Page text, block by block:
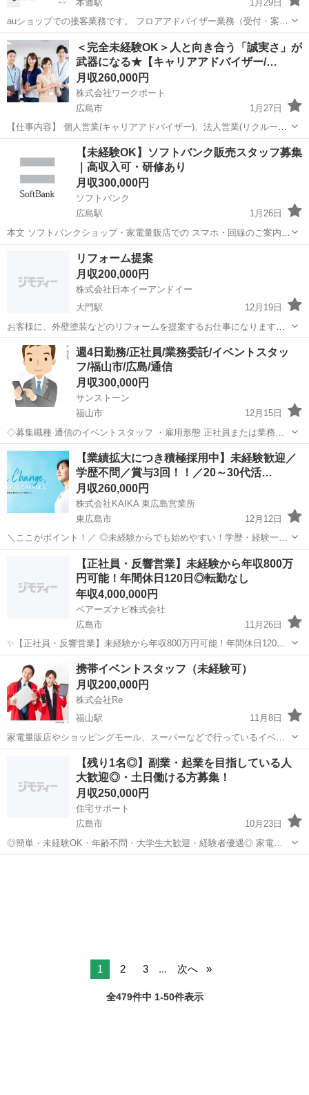
本通駅
1月29日
auショップでの接客業務です。 フロアアドバイザー業務（受付・案
内） 窓口カウンター業務（各種お手続き、ご利用に関する相談等） 携
帯・その他販売業務（新規受付、機種変更等） アフターフォロー業務
（操作方法案内、サ...
広島 広島市 本通駅 販売 業務
＜完全未経験OK＞人と向き合う「誠実さ」が
武器になる★【キャリアアドバイザー/…
月収260,000円
株式会社ワークポート
広島市
1月27日
【仕事内容】 個人営業(キャリアアドバイザー)、法人営業(リクルーテ
ィングアドバイザー)の何れかの業務をお任せします。 ※どの業務を担
当するかは面接及び研修での適性を見て判断します。 ■個人営業
(CA)： キャリ...
ルートセールス 未経験
【未経験OK】ソフトバンク販売スタッフ募集
｜高収入可・研修あり
月収300,000円
ソフトバンク
広島駅
1月26日
本文 ソフトバンクショップ・家電量販店での スマホ・回線のご案内ス
タッフを募集しています。 【仕事内容】 ・ご来店された方に声をかけ
る ・スマートフォン、料金プランのご案内 【応募条件】 ・18歳以上
・未経験OK ・学...
販売
リフォーム提案
月収200,000円
株式会社日本イーアンドイー
大門駅
12月19日
お客様に、外壁塗装などのリフォームを提案するお仕事になります。
✳完全歩合制(フルコミッション) お休みは自由 直行直帰あり 1契約
約5万～20万 独立目指す方大歓迎‼ 最短3年で独立可能
広島 福山市 大門駅 販売 フルコミッション
週4日勤務/正社員/業務委託/イベントスタッ
フ/福山市/広島/通信
月収300,000円
サンストーン
福山市
12月15日
◇募集職種 通信のイベントスタッフ ・雇用形態 正社員または業務委
託 ・木金土日の週4日勤務 ・（週4日の場合）日給15000円 ※1ヶ月
OJT期間あり ・月18～20日出勤で270,000～300,000円 ...
広島 福山市 その他 業務委託
【業績拡大につき積極採用中】未経験歓迎／
学歴不問／賞与3回！！／20～30代活…
月収260,000円
株式会社KAIKA 東広島営業所
東広島市
12月12日
＼ここがポイント！／ ◎未経験からでも始めやすい！学歴・経験一切
不問！ ◎ほとんどの方が未経験スタート！充実の研修で安心デビュー
◎ ◎賞与年3回！あなたの頑張りをしっかり評価します！ ＜仕事内容
＞ 仮設トイレ・...
東広島市 営業 未経験
【正社員・反響営業】未経験から年収800万
円可能！年間休日120日◎転勤なし
年収4,000,000円
ベアーズナビ株式会社
広島市
11月26日
✨【正社員・反響営業】未経験から年収800万円可能！年間休日120日
◎転勤なし ご覧いただきありがとうございます。 株式会社フィールド
リンクでは、**お問い合わせのあったお客様に対応する「反響営業」**
を募集してい...
広島市 営業 未経験
携帯イベントスタッフ（未経験可）
月収200,000円
株式会社Re
福山駅
11月8日
家電量販店やショッピングモール、スーパーなどで行っているイベン
トスタッフの会社になります。 未経験でも可能。 経験者も大歓迎で
す。 ノルマはありませんが給料は能力、成果により上がります。 経験
者の初任給は要相談となります。
福山駅 営業 未経験
【残り1名◎】副業・起業を目指している人
大歓迎◎・土日働ける方募集！
月収250,000円
住宅サポート
広島市
10月23日
◎簡単・未経験OK・年齢不問・大学生大歓迎・経験者優遇◎ 家電量
販店の中で、キャッチャー（お客様に声かけ）としての簡単なお仕事
1 2 3 ... 次へ
全479件中 1-50件表示